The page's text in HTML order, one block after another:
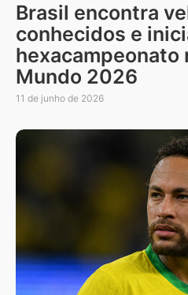
Brasil encontra
conhecidos e
hexacampeonato
Mundo 2026
11 de junho de 2026